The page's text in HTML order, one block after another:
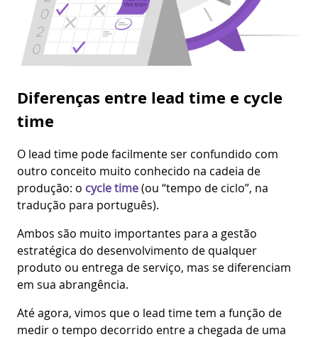
Diferenças entre lead time e cycle
time
O lead time pode facilmente ser confundido com
outro conceito muito conhecido na cadeia de
produção: o cycle time(ou “tempo de ciclo”, na
tradução para português).
Ambos são muito importantes para a gestão
estratégica do desenvolvimento de qualquer
produto ou entrega de serviço, mas se diferenciam
em sua abrangência.
Até agora, vimos que o lead time tem a função de
medir o tempo decorrido entre a chegada de uma